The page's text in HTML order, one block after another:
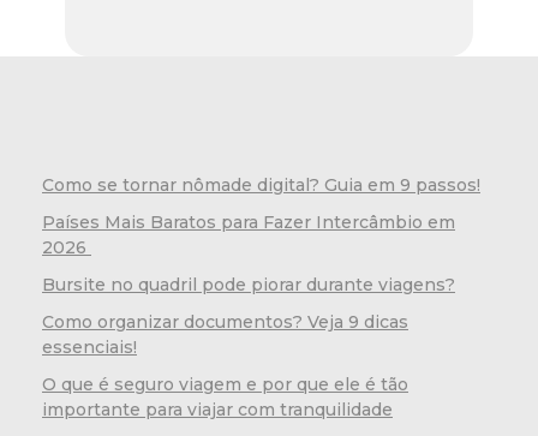
Como se tornar nômade digital? Guia em 9 passos!
Países Mais Baratos para Fazer Intercâmbio em
2026
Bursite no quadril pode piorar durante viagens?
Como organizar documentos? Veja 9 dicas
essenciais!
O que é seguro viagem e por que ele é tão
importante para viajar com tranquilidade